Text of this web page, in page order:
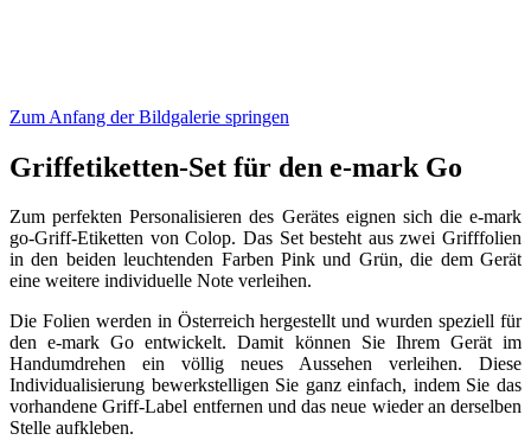
Zum Anfang der Bildgalerie springen
Griffetiketten-Set für den e-mark Go
Zum perfekten Personalisieren des Gerätes eignen sich die e-mark
go-Griff-Etiketten von Colop. Das Set besteht aus zwei Grifffolien
in den beiden leuchtenden Farben Pink und Grün, die dem Gerät
eine weitere individuelle Note verleihen.
Die Folien werden in Österreich hergestellt und wurden speziell für
den e-mark Go entwickelt. Damit können Sie Ihrem Gerät im
Handumdrehen ein völlig neues Aussehen verleihen. Diese
Individualisierung bewerkstelligen Sie ganz einfach, indem Sie das
vorhandene Griff-Label entfernen und das neue wieder an derselben
Stelle aufkleben.